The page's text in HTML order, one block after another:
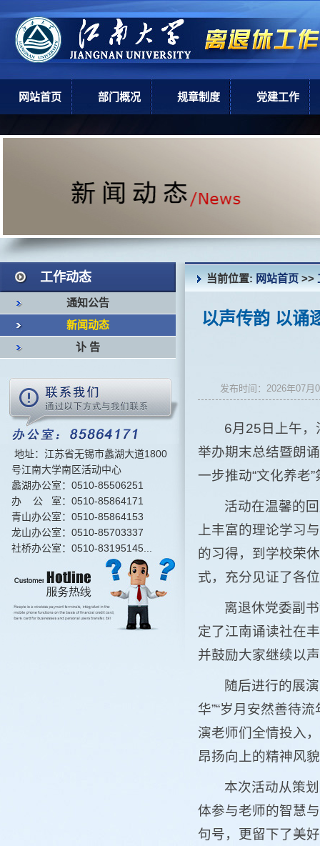
网站首页 部门概况
岗位职责
规章制度 党建工作
工作动态
通知公告
新闻动态
讣 告
地址：江苏省无锡市蠡湖大道1800
号江南大学南区活动中心
蠡湖办公室：0510-85506251
办 公 室：0510-85864171
青山办公室：0510-85864153
龙山办公室：0510-85703337
社桥办公室：0510-83195145...
当前位置:网站首页>>
以声传韵 以诵
发布时间：2026年07
6月25日上午
举办期末总结暨朗
一步推动“文化养老
活动在温馨的
上丰富的理论学习
的习得，到学校荣
式，充分见证了各
离退休党委副
定了江南诵读社在
并鼓励大家继续以
随后进行的展
华”“岁月安然善待
演老师们全情投入
昂扬向上的精神风
本次活动从策
体参与老师的智慧
句号，更留下了美